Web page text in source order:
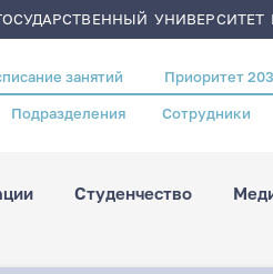
занятий Приоритет
Подразделения Сотрудники
Студенчество